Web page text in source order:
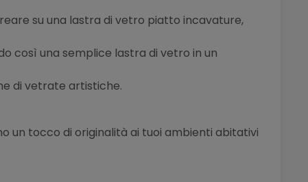
su una lastra di vetro piatto incavature,
così una semplice lastra di vetro in un
di vetrate artistiche.
un tocco di originalità ai tuoi ambienti abitativi